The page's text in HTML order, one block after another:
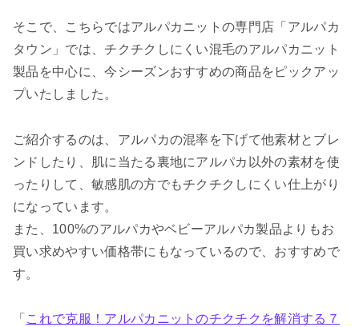
そこで、こちらではアルパカニットの専門店「アルパカ
タウン」では、チクチクしにくい混毛のアルパカニット
製品を中心に、今シーズンおすすめの商品をピックアッ
プいたしました。
ご紹介するのは、アルパカの混率を下げて他素材とブレ
ンドしたり、肌に当たる裏地にアルパカ以外の素材を使
ったりして、敏感肌の方でもチクチクしにくい仕上がり
になっています。
また、100%のアルパカやベビーアルパカ製品よりもお
買い求めやすい価格帯にもなっているので、おすすめで
す。
「 これで克服！アルパカニットのチクチクを解消する７